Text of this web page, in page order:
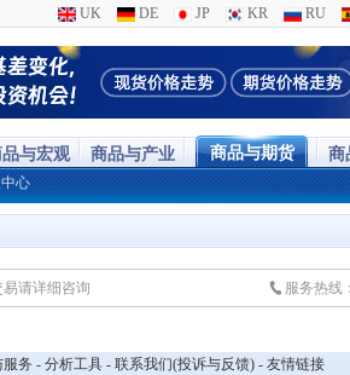
UK DE JP KR RU
与宏观 商品与产业 商品与期货 商
心
请详细咨询 服务热线
服务 - 分析工具 - 联系我们(投诉与反馈) - 友情链接